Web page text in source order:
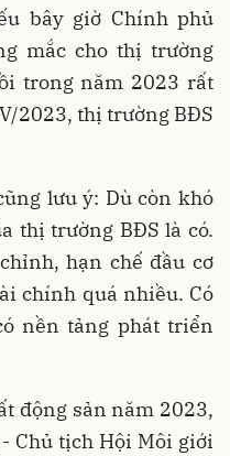
bây giờ Chính phủ
mắc cho thị trường
trong năm 2023 rất
2023, thị trường BĐS
lưu ý: Dù còn khó
thị trường BĐS là có.
hạn chế đầu cơ
chính quá nhiều. Có
nền tảng phát triển
động sản năm 2023,
Chủ tịch Hội Môi giới